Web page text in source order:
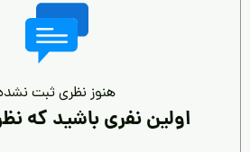
هنوز نظری ثبت
اولین نفری باشید که